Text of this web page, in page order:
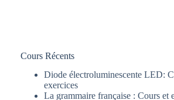
Cours Récents
Diode électroluminescente LED:
exercices
La grammaire française : Cours et